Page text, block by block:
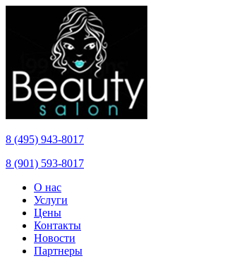
8 (495) 943-8017
8 (901) 593-8017
О нас
Услуги
Цены
Контакты
Новости
Партнеры